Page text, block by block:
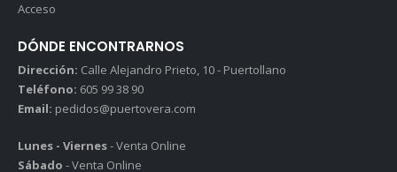
Acceso
DÓNDE ENCONTRARNOS
Dirección: Calle Alejandro Prieto, 10 - Puertollano
Teléfono: 605 99 38 90
Email: pedidos@puertovera.com
Lunes - Viernes- Venta Online
Sábado - Venta Online